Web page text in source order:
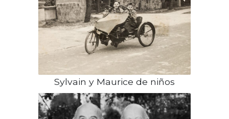
Sylvain y Maurice de niños